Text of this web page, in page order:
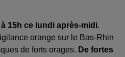
15h ce lundi après-midi.
orange sur le Bas-Rhin
de forts orages. De fortes